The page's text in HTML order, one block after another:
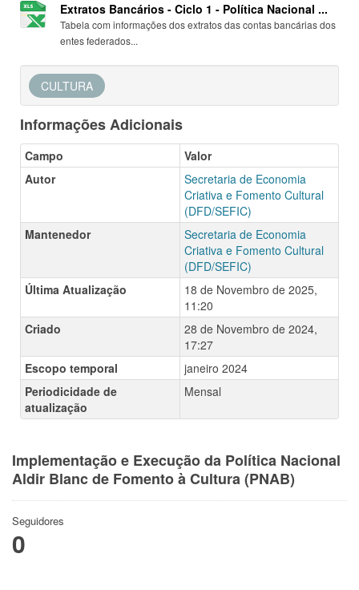
Extratos Bancários - Ciclo 1 - Política Nacional ...
Tabela com informações dos extratos das contas bancárias dos
entes federados...
CULTURA
Informações Adicionais
Campo
Valor
Autor
Secretaria de Economia
Criativa e Fomento Cultural
(DFD/SEFIC)
Mantenedor
Secretaria de Economia
Criativa e Fomento Cultural
(DFD/SEFIC)
Última Atualização
18 de Novembro de 2025,
11:20
Criado
28 de Novembro de 2024,
17:27
Escopo temporal
janeiro 2024
Periodicidade de
atualização
Mensal
Implementação e Execução da Política Nacional
Aldir Blanc de Fomento à Cultura (PNAB)
Seguidores
0